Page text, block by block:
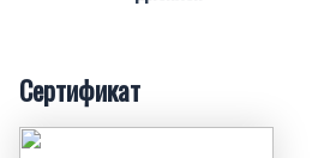
Сертификат